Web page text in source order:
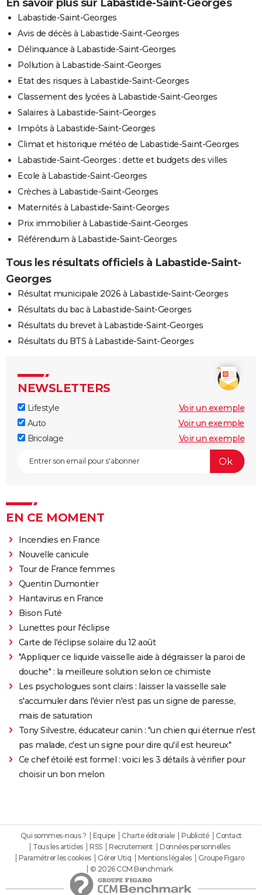
En savoir plus sur Labastide-Saint-Georges
Labastide-Saint-Georges
Avis de décès à Labastide-Saint-Georges
Délinquance à Labastide-Saint-Georges
Pollution à Labastide-Saint-Georges
Etat des risques à Labastide-Saint-Georges
Classement des lycées à Labastide-Saint-Georges
Salaires à Labastide-Saint-Georges
Impôts à Labastide-Saint-Georges
Climat et historique météo de Labastide-Saint-Georges
Labastide-Saint-Georges : dette et budgets des villes
Ecole à Labastide-Saint-Georges
Crèches à Labastide-Saint-Georges
Maternités à Labastide-Saint-Georges
Prix immobilier à Labastide-Saint-Georges
Référendum à Labastide-Saint-Georges
Tous les résultats officiels à Labastide-Saint-
Georges
Résultat municipale 2026 à Labastide-Saint-Georges
Résultats du bac à Labastide-Saint-Georges
Résultats du brevet à Labastide-Saint-Georges
Résultats du BTS à Labastide-Saint-Georges
NEWSLETTERS
Lifestyle
Voir un exemple
Auto
Voir un exemple
Bricolage
Voir un exemple
EN CE MOMENT
Incendies en France
Nouvelle canicule
Tour de France femmes
Quentin Dumontier
Hantavirus en France
Bison Futé
Lunettes pour l'éclipse
Carte de l'éclipse solaire du 12 août
"Appliquer ce liquide vaisselle aide à dégraisser la paroi de
douche" : la meilleure solution selon ce chimiste
Les psychologues sont clairs : laisser la vaisselle sale
s'accumuler dans l'évier n'est pas un signe de paresse,
mais de saturation
Tony Silvestre, éducateur canin : "un chien qui éternue n'est
pas malade, c'est un signe pour dire qu'il est heureux"
Ce chef étoilé est formel : voici les 3 détails à vérifier pour
choisir un bon melon
Qui sommes-nous ? Equipe Charte éditoriale Publicité
Contact
Tous les articles
RSS Recrutement
Données personnelles
Paramétrer les cookies
Gérer Utiq Mentions légales
Groupe Figaro
© 2026 CCM Benchmark